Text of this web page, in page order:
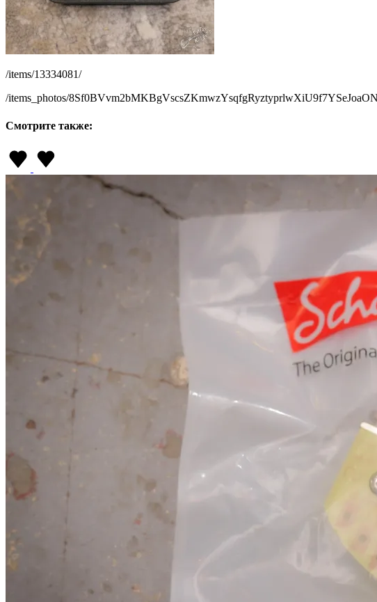
/items/13334081/
/items_photos/
Смотрите также: